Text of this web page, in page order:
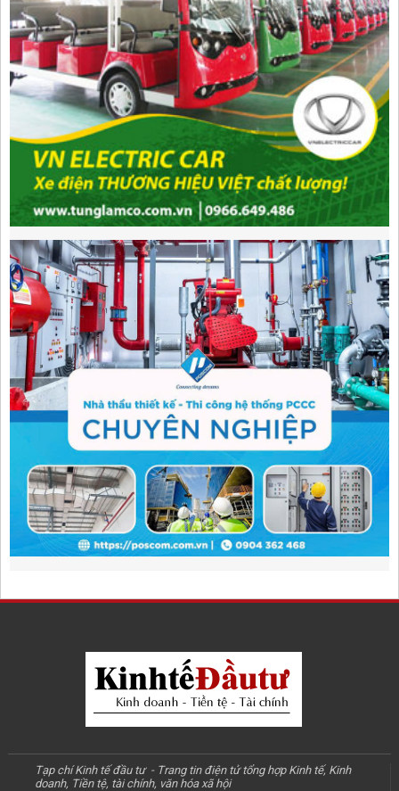
Tạp chí Kinh tế đầu tư - Trang tin điện tử tổng hợp Kinh tế, Kinh
doanh, Tiền tệ, tài chính, văn hóa xã hội